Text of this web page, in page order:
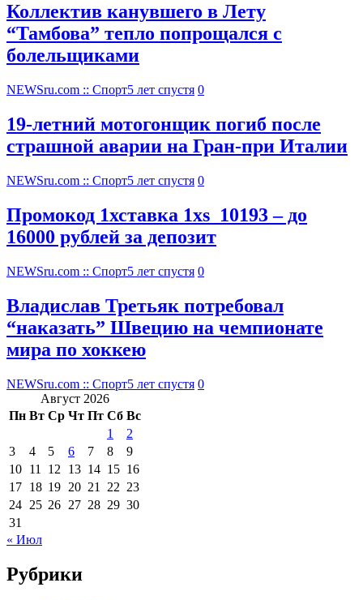
Коллектив канувшего в Лету
“Тамбова” тепло попрощался с
болельщиками
NEWSru.com :: Спорт5 лет спустя 0
19-летний мотогонщик погиб после
страшной аварии на Гран-при Италии
NEWSru.com :: Спорт5 лет спустя 0
Промокод 1хставка 1xs_10193 – до
16000 рублей за депозит
NEWSru.com :: Спорт5 лет спустя 0
Владислав Третьяк потребовал
“наказать” Швецию на чемпионате
мира по хоккею
NEWSru.com :: Спорт5 лет спустя 0
Август 2026
Пн Вт Ср Чт Пт Сб Вс
1
2
3
4 5 6 7 8
9
10 11 12 13 14 15 16
17 18 19 20 21 22 23
24 25 26 27 28 29 30
31
« Июл
Рубрики